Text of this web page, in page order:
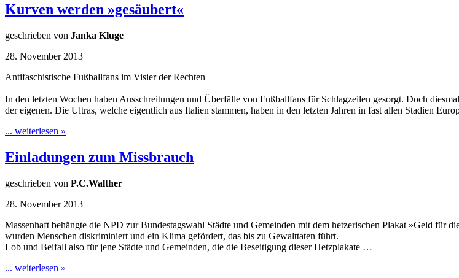
Kurven werden »gesäubert«
geschrieben von Janka Kluge
28. November 2013
Antifaschistische Fußballfans im Visier der Rechten
In den letzten Wochen haben Ausschreitungen und Überfälle von Fußballfans für Schlagzeilen gesorgt. Doch
der eigenen. Die Ultras, welche eigentlich aus Italien stammen, haben in den letzten Jahren in fast allen Stadien
... weiterlesen »
Einladungen zum Missbrauch
geschrieben von P.C.Walther
28. November 2013
Massenhaft behängte die NPD zur Bundestagswahl Städte und Gemeinden mit dem hetzerischen Plakat »Geld für
wurden Menschen diskriminiert und ein Klima gefördert, das bis zu Gewalttaten führt.
Lob und Beifall also für jene Städte und Gemeinden, die die Beseitigung dieser Hetzplakate …
... weiterlesen »